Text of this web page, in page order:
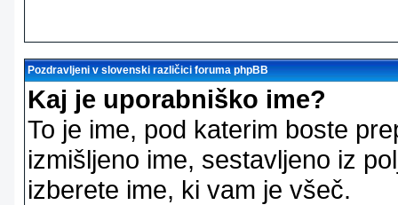
Pozdravljeni v slovenski različici foruma phpBB
Kaj je uporabniško ime?
To je ime, pod katerim boste
izmišljeno ime, sestavljeno iz
izberete ime, ki vam je všeč.